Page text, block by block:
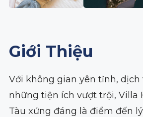
Giới Thiệu
Với không gian yên tĩnh, dịch
những tiện ích vượt trội, Villa
Tàu xứng đáng là điểm đến